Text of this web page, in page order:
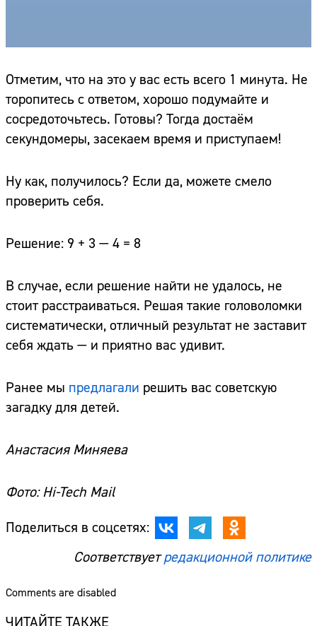
Отметим, что на это у вас есть всего 1 минута. Не
торопитесь с ответом, хорошо подумайте и
сосредоточьтесь. Готовы? Тогда достаём
секундомеры, засекаем время и приступаем!
Ну как, получилось? Если да, можете смело
проверить себя.
Решение: 9 + 3 — 4 = 8
В случае, если решение найти не удалось, не
стоит расстраиваться. Решая такие головоломки
систематически, отличный результат не заставит
себя ждать — и приятно вас удивит.
Ранее мы предлагали решить вас советскую
загадку для детей.
Анастасия Миняева
Фото: Hi-Tech Mail
Поделиться в соцсетях:
Соответствуетредакционной политике
Comments are disabled
ЧИТАЙТЕ ТАКЖЕ